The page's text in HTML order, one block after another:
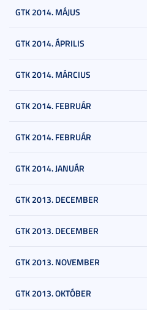
GTK 2014. MÁJUS
GTK 2014. ÁPRILIS
GTK 2014. MÁRCIUS
GTK 2014. FEBRUÁR
GTK 2014. FEBRUÁR
GTK 2014. JANUÁR
GTK 2013. DECEMBER
GTK 2013. DECEMBER
GTK 2013. NOVEMBER
GTK 2013. OKTÓBER